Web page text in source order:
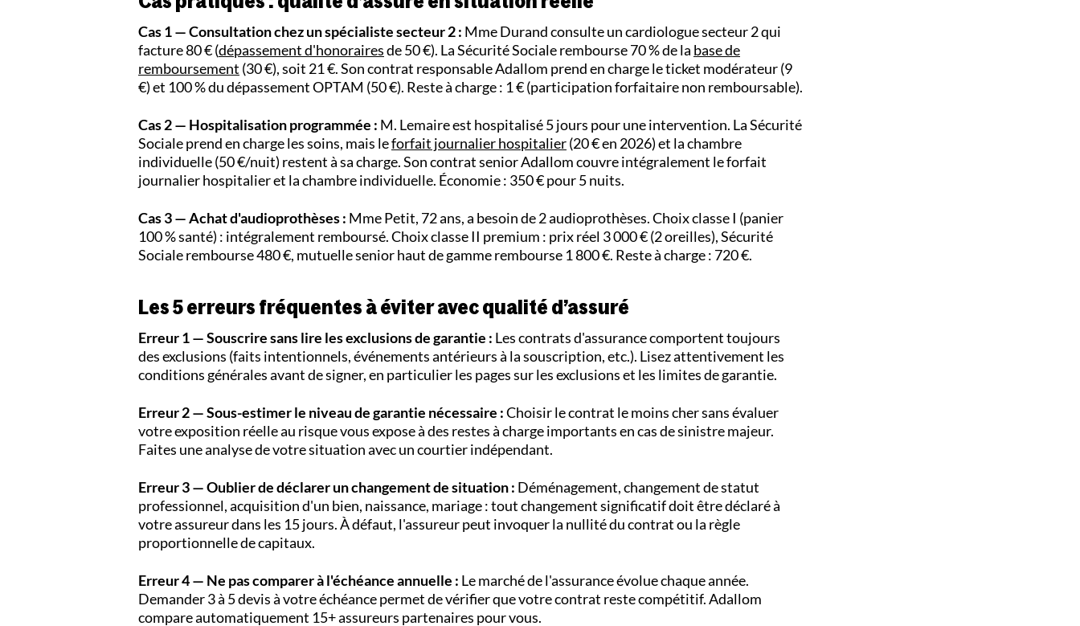
Cas 1 — Consultation chez un spécialiste secteur 2 : Mme Durand consulte un cardiologue secteur 2 qui
facture 80 € (dépassement d'honorairesde 50 €). La Sécurité Sociale rembourse 70 % de la base de
remboursement (30 €), soit 21 €. Son contrat responsable Adallom prend en charge le ticket modérateur (9
€) et 100 % du dépassement OPTAM (50 €). Reste à charge : 1 € (participation forfaitaire non remboursable).
Cas 2 — Hospitalisation programmée : M. Lemaire est hospitalisé 5 jours pour une intervention. La Sécurité
Sociale prend en charge les soins, mais leforfait journalier hospitalier(20 € en 2026) et la chambre
individuelle (50 €/nuit) restent à sa charge. Son contrat senior Adallom couvre intégralement le forfait
journalier hospitalier et la chambre individuelle. Économie : 350 € pour 5 nuits.
Cas 3 — Achat d'audioprothèses : Mme Petit, 72 ans, a besoin de 2 audioprothèses. Choix classe I (panier
100 % santé) : intégralement remboursé. Choix classe II premium : prix réel 3 000 € (2 oreilles), Sécurité
Sociale rembourse 480 €, mutuelle senior haut de gamme rembourse 1 800 €. Reste à charge : 720 €.
Les 5 erreurs fréquentes à éviter avec qualité d’assuré
Erreur 1 — Souscrire sans lire les exclusions de garantie : Les contrats d'assurance comportent toujours
des exclusions (faits intentionnels, événements antérieurs à la souscription, etc.). Lisez attentivement les
conditions générales avant de signer, en particulier les pages sur les exclusions et les limites de garantie.
Erreur 2 — Sous-estimer le niveau de garantie nécessaire :Choisir le contrat le moins cher sans évaluer
votre exposition réelle au risque vous expose à des restes à charge importants en cas de sinistre majeur.
Faites une analyse de votre situation avec un courtier indépendant.
Erreur 3 — Oublier de déclarer un changement de situation : Déménagement, changement de statut
professionnel, acquisition d'un bien, naissance, mariage : tout changement significatif doit être déclaré à
votre assureur dans les 15 jours. À défaut, l'assureur peut invoquer la nullité du contrat ou la règle
proportionnelle de capitaux.
Erreur 4 — Ne pas comparer à l'échéance annuelle : Le marché de l'assurance évolue chaque année.
Demander 3 à 5 devis à votre échéance permet de vérifier que votre contrat reste compétitif. Adallom
compare automatiquement 15+ assureurs partenaires pour vous.